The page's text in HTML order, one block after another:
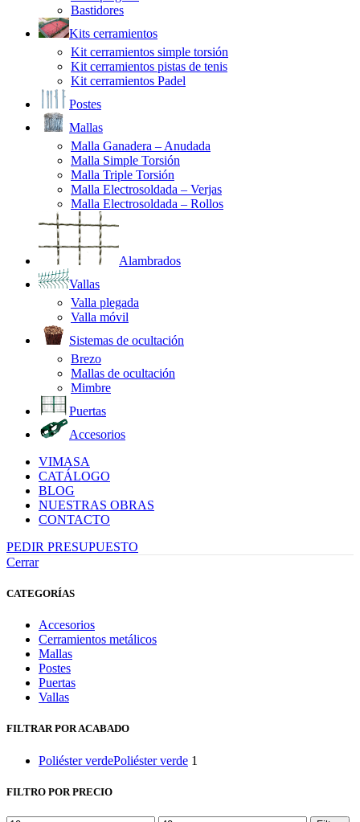
Bastidores
Kits cerramientos
Kit cerramientos simple torsión
Kit cerramientos pistas de tenis
Kit cerramientos Padel
Postes
Mallas
Malla Ganadera – Anudada
Malla Simple Torsión
Malla Triple Torsión
Malla Electrosoldada – Verjas
Malla Electrosoldada – Rollos
Alambrados
Vallas
Valla plegada
Valla móvil
Sistemas de ocultación
Brezo
Mallas de ocultación
Mimbre
Puertas
Accesorios
VIMASA
CATÁLOGO
BLOG
NUESTRAS OBRAS
CONTACTO
PEDIR PRESUPUESTO
Cerrar
CATEGORÍAS
Accesorios
Cerramientos metálicos
Mallas
Postes
Puertas
Vallas
FILTRAR POR ACABADO
Poliéster verdePoliéster verde 1
FILTRO POR PRECIO